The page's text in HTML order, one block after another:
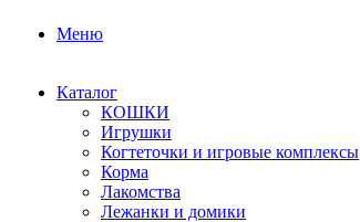
Меню
Каталог
КОШКИ
Игрушки
Когтеточки и игровые комплексы
Корма
Лакомства
Лежанки и домики